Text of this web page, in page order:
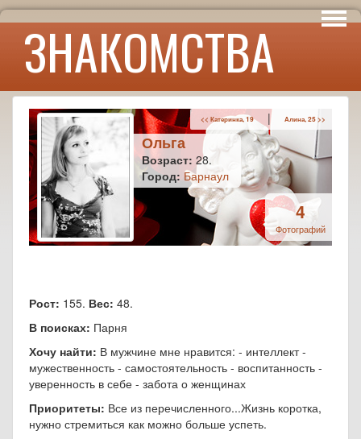
ЗНАКОМСТВА
Интересы
Юмор
Ольга
Возраст: 28.
Город: Барнаул
<< Катеринка, 19 | Алина, 25 >>
4
Фотографий
Рост: 155. Вес: 48.
В поисках: Парня
Хочу найти: В мужчине мне нравится: - интеллект -
мужественность - самостоятельность - воспитанность -
уверенность в себе - забота о женщинах
Приоритеты: Все из перечисленного...Жизнь коротка,
нужно стремиться как можно больше успеть.